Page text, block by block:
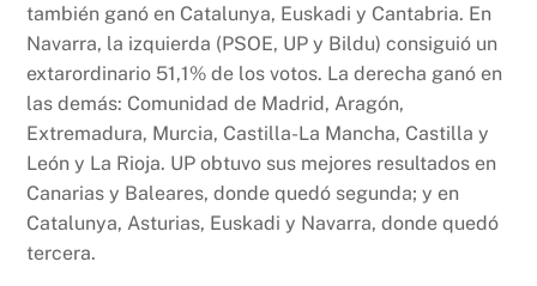
también ganó en Catalunya, Euskadi y Cantabria. En
Navarra, la izquierda (PSOE, UP y Bildu) consiguió un
extarordinario 51,1% de los votos. La derecha ganó en
las demás: Comunidad de Madrid, Aragón,
Extremadura, Murcia, Castilla-La Mancha, Castilla y
León y La Rioja. UP obtuvo sus mejores resultados en
Canarias y Baleares, donde quedó segunda; y en
Catalunya, Asturias, Euskadi y Navarra, donde quedó
tercera.